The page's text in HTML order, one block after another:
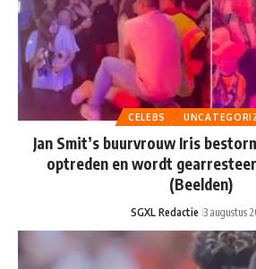
CELEBS
Jan Smit’s buurvrouw Iris
optreden en wordt
(Beelden)
SGXL Redactie 3 augustus